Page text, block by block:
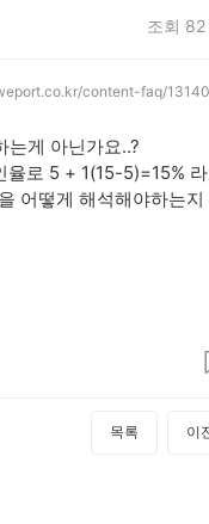
조회 82
content-faq/
는게 아닌가요..?
로 5 + 1(15-5)=15%
어떻게 해석해야하는
목록 이